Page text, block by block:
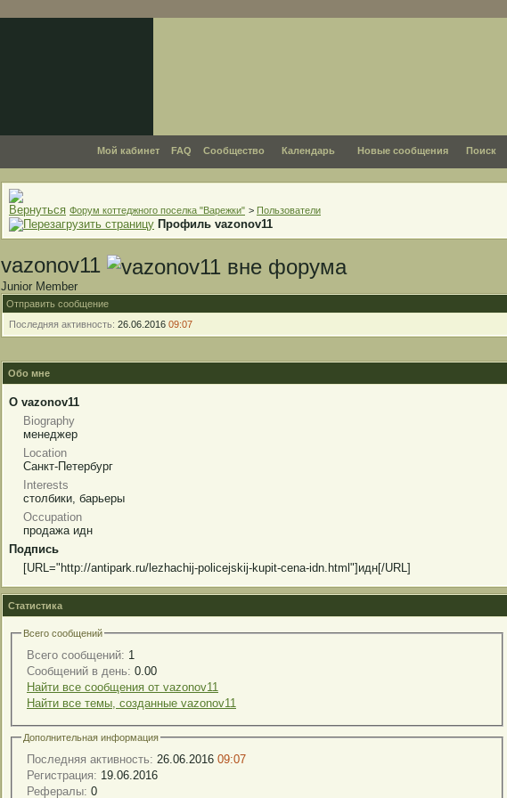
Мой кабинет FAQ Сообщество Календарь Новые сообщения Поиск
Форум коттеджного поселка "Варежки" > Пользователи
Профиль vazonov11
vazonov11
Junior Member
Отправить сообщение
Последняя активность: 26.06.2016 09:07
Обо мне
О vazonov11
Biography
менеджер
Location
Санкт-Петербург
Interests
столбики, барьеры
Occupation
продажа идн
Подпись
[URL="http://antipark.ru/lezhachij-policejskij-kupit-cena-idn.html"]идн[/URL]
Статистика
Всего сообщений
Всего сообщений: 1
Сообщений в день: 0.00
Найти все сообщения от vazonov11
Найти все темы, созданные vazonov11
Дополнительная информация
Последняя активность: 26.06.2016 09:07
Регистрация: 19.06.2016
Рефералы: 0